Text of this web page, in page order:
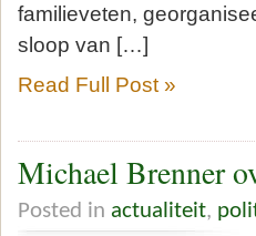
familieveten,
sloop van […]
Read Full Post »
Michael Brenner
Posted in actualiteit,